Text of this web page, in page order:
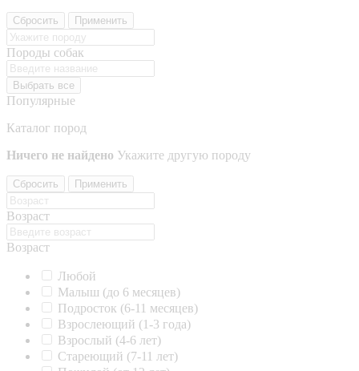
Сбросить Применить
Породы собак
Выбрать все
Популярные
Каталог пород
Ничего не найдено Укажите другую породу
Сбросить Применить
Возраст
Возраст
Любой
Малыш (до 6 месяцев)
Подросток (6-11 месяцев)
Взрослеющий (1-3 года)
Взрослый (4-6 лет)
Стареющий (7-11 лет)